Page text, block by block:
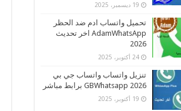
19 ديسمبر، 2025
تحميل واتساب ادم ضد الحظر
AdamWhatsApp اخر تحديث
2026
24 أكتوبر، 2025
تنزيل واتساب واتساب جي بي
2026 GBWhatsapp برابط مباشر
19 أكتوبر، 2025